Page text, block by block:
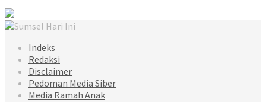
Indeks
Redaksi
Disclaimer
Pedoman Media Siber
Media Ramah Anak